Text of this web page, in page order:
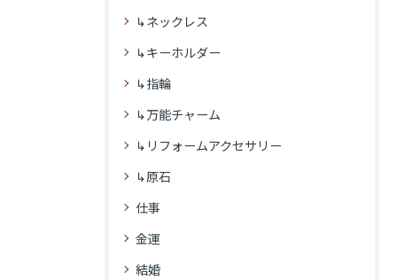
↳ネックレス
↳キーホルダー
↳指輪
↳万能チャーム
↳リフォームアクセサリー
↳原石
仕事
金運
結婚